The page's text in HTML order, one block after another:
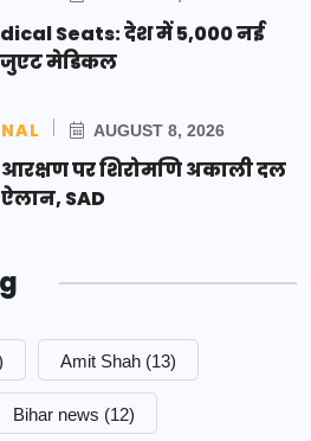
Seats: देश में 5,000 नई
मेडिकल
AUGUST 8, 2026
पर शिरोमणि अकाली दल
SAD
Amit Shah (13)
Bihar news (12)